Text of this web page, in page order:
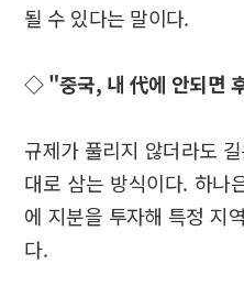
될 수 있다는 말이다.
◇ "중국, 내 代에 안되면
규제가 풀리지 않더라도
대로 삼는 방식이다. 하나
에 지분을 투자해 특정 지
다.